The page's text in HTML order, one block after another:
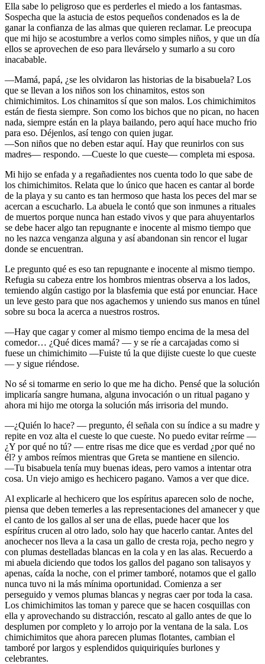
Ella sabe lo peligroso que es perderles el miedo a los fantasmas.
Sospecha que la astucia de estos pequeños condenados es la de
ganar la confianza de las almas que quieren reclamar. Le preocupa
que mi hijo se acostumbre a verlos como simples niños, y que un día
ellos se aprovechen de eso para llevárselo y sumarlo a su coro
inacabable.
—Mamá, papá, ¿se les olvidaron las historias de la bisabuela? Los
que se llevan a los niños son los chinamitos, estos son
chimichimitos. Los chinamitos sí que son malos. Los chimichimitos
están de fiesta siempre. Son como los bichos que no pican, no hacen
nada, siempre están en la playa bailando, pero aquí hace mucho frio
para eso. Déjenlos, así tengo con quien jugar.
—Son niños que no deben estar aquí. Hay que reunirlos con sus
madres— respondo. —Cueste lo que cueste— completa mi esposa.
Mi hijo se enfada y a regañadientes nos cuenta todo lo que sabe de
los chimichimitos. Relata que lo único que hacen es cantar al borde
de la playa y su canto es tan hermoso que hasta los peces del mar se
acercan a escucharlo. La abuela le contó que son inmunes a rituales
de muertos porque nunca han estado vivos y que para ahuyentarlos
se debe hacer algo tan repugnante e inocente al mismo tiempo que
no les nazca venganza alguna y así abandonan sin rencor el lugar
donde se encuentran.
Le pregunto qué es eso tan repugnante e inocente al mismo tiempo.
Refugia su cabeza entre los hombros mientras observa a los lados,
temiendo algún castigo por la blasfemia que está por enunciar. Hace
un leve gesto para que nos agachemos y uniendo sus manos en túnel
sobre su boca la acerca a nuestros rostros.
—Hay que cagar y comer al mismo tiempo encima de la mesa del
comedor… ¿Qué dices mamá? — y se ríe a carcajadas como si
fuese un chimichimito —Fuiste tú la que dijiste cueste lo que cueste
— y sigue riéndose.
No sé si tomarme en serio lo que me ha dicho. Pensé que la solución
implicaría sangre humana, alguna invocación o un ritual pagano y
ahora mi hijo me otorga la solución más irrisoria del mundo.
—¿Quién lo hace? — pregunto, él señala con su índice a su madre y
repite en voz alta el cueste lo que cueste. No puedo evitar reírme —
¿Y por qué no tú? — entre risas me dice que es verdad ¿por qué no
él? y ambos reímos mientras que Greta se mantiene en silencio.
—Tu bisabuela tenía muy buenas ideas, pero vamos a intentar otra
cosa. Un viejo amigo es hechicero pagano. Vamos a ver que dice.
Al explicarle al hechicero que los espíritus aparecen solo de noche,
piensa que deben temerles a las representaciones del amanecer y que
el canto de los gallos al ser una de ellas, puede hacer que los
espíritus crucen al otro lado, solo hay que hacerlo cantar. Antes del
anochecer nos lleva a la casa un gallo de cresta roja, pecho negro y
con plumas destelladas blancas en la cola y en las alas. Recuerdo a
mi abuela diciendo que todos los gallos del pagano son talisayos y
apenas, caída la noche, con el primer tamboré, notamos que el gallo
nunca tuvo ni la más mínima oportunidad. Comienza a ser
perseguido y vemos plumas blancas y negras caer por toda la casa.
Los chimichimitos las toman y parece que se hacen cosquillas con
ella y aprovechando su distracción, rescato al gallo antes de que lo
desplumen por completo y lo arrojo por la ventana de la sala. Los
chimichimitos que ahora parecen plumas flotantes, cambian el
tamboré por largos y esplendidos quiquiriquíes burlones y
celebrantes.